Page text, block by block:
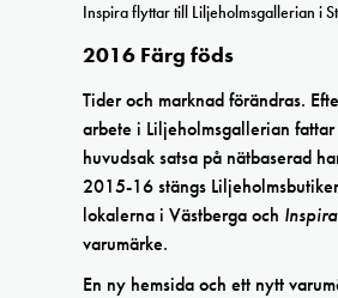
Inspira flyttar till Liljeholmsgallerian i
2016 Färg föds
Tider och marknad förändras.
arbete i Liljeholmsgallerian
huvudsak satsa på nätbaserad
2015-16 stängs
lokalerna i Västberga och Inspira
varumärke.
En ny hemsida och ett nytt